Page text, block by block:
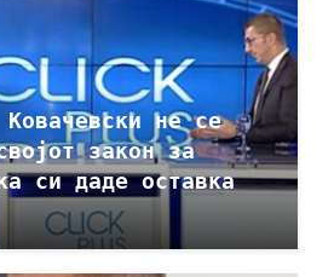
не се
закон за
си даде оставка